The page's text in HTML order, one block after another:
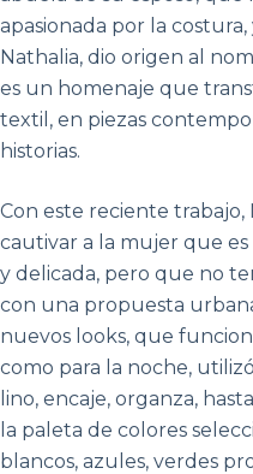
apasionada por la
Nathalia, dio origen al
es un homenaje que
textil, en piezas
historias.
Con este reciente
cautivar a la mujer que
y delicada, pero que no
con una propuesta
nuevos looks, que
como para la noche,
lino, encaje, organza,
la paleta de colores
blancos, azules, verdes